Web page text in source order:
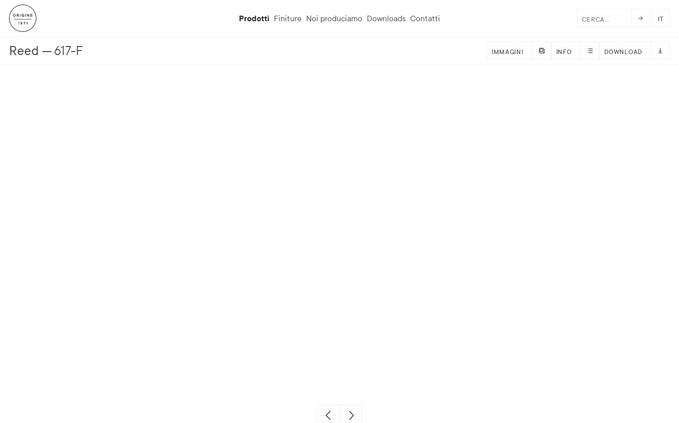
Prodotti Finiture Noi produciamo Downloads Contatti IT
Reed 617-F IMMAGINI INFO DOWNLOAD